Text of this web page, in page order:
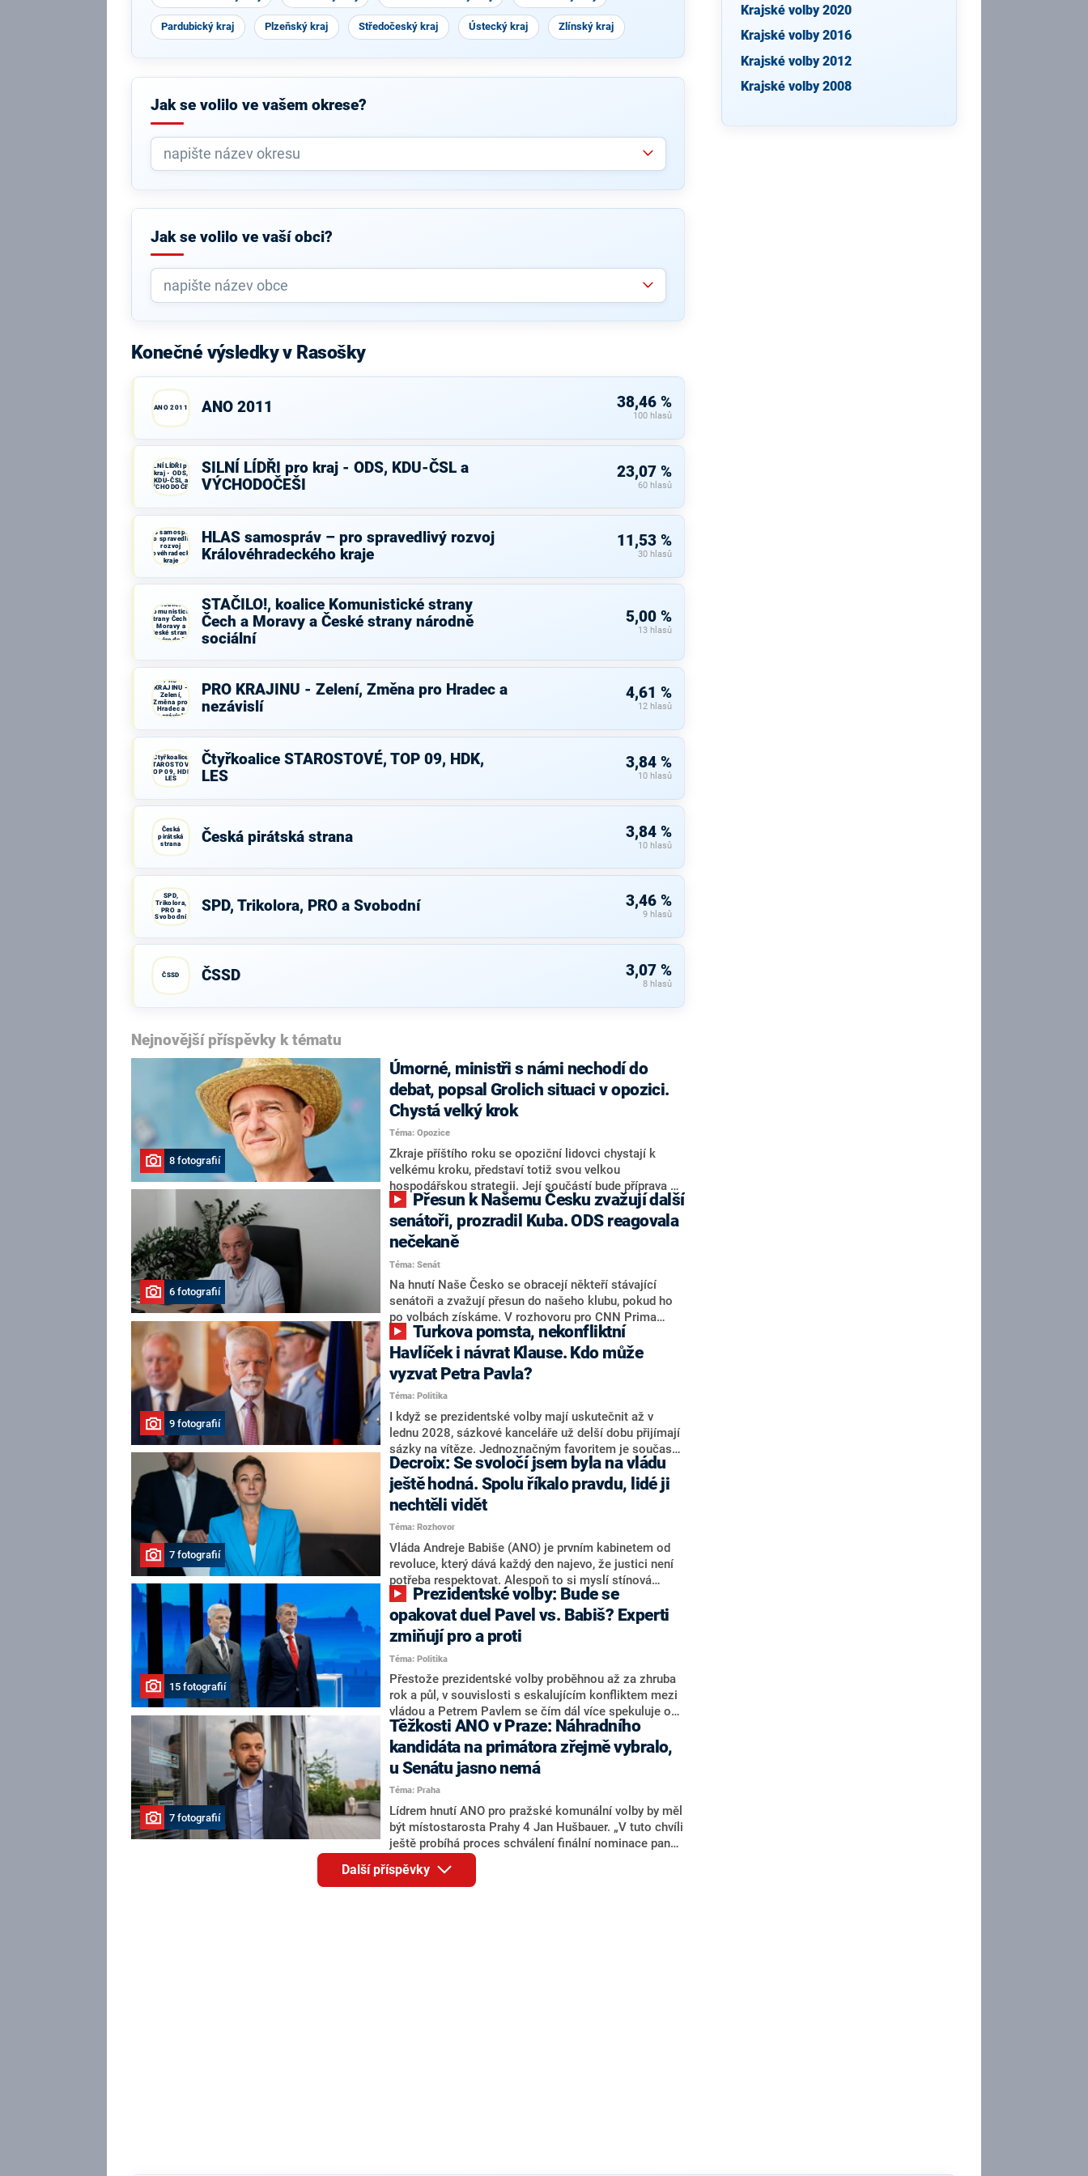
Pardubický kraj Plzeňský kraj Středočeský kraj Ústecký kraj Zlínský kraj
Jak se volilo ve vašem okrese?
Jak se volilo ve vaší obci?
Konečné výsledky v Rasošky
ANO 2011 ANO 2011 38,46 %
100 hlasů
SILNÍ LÍDŘI pro
kraj - ODS,
KDU-ČSL a
VÝCHODOČEŠI
SILNÍ LÍDŘI pro kraj - ODS, KDU-ČSL a
VÝCHODOČEŠI
23,07 %
60 hlasů
HLAS samospráv –
pro spravedlivý
rozvoj
Královéhradeckého
kraje
HLAS samospráv – pro spravedlivý rozvoj
Královéhradeckého kraje
11,53 %
30 hlasů
koalice
Komunistické
strany Čech a
Moravy a
České strany
národně
STAČILO!, koalice Komunistické strany
Čech a Moravy a České strany národně
sociální
5,00 %
13 hlasů
PRO
KRAJINU -
Zelení,
Změna pro
Hradec a
nezávislí
PRO KRAJINU - Zelení, Změna pro Hradec a
nezávislí
4,61 %
12 hlasů
Čtyřkoalice
STAROSTOVÉ,
TOP 09, HDK,
LES
Čtyřkoalice STAROSTOVÉ, TOP 09, HDK,
LES
3,84 %
10 hlasů
Česká
pirátská
strana
Česká pirátská strana 3,84 %
10 hlasů
SPD,
Trikolora,
PRO a
Svobodní
SPD, Trikolora, PRO a Svobodní 3,46 %
9 hlasů
ČSSD ČSSD 3,07 %
8 hlasů
Nejnovější příspěvky k tématu
8 fotografií
Úmorné, ministři s námi nechodí do
debat, popsal Grolich situaci v opozici.
Chystá velký krok
Téma: Opozice
Zkraje příštího roku se opoziční lidovci chystají k
velkému kroku, představí totiž svou velkou
hospodářskou strategii. Její součástí bude příprava na
stárnutí populace, řekl ve středu na setkání s novináři
nový předseda lidovců Jan Grolich. Ten zároveň v
senátních volbách kandiduje ve Vyškově. Popsal i
aktivitu opozice, o níž vládní strany nebo političtí
komentátoři mluví jako o slabé a v defenzivě. „Je to
úmorná práce upozorňovat na chyby vlády. Ministři s
námi navíc nechodí do debat. Chceme ale ukazovat
svoje témata,“ odpověděl Grolich na dotaz CNN Prima
NEWS.
6 fotografií
senátoři, prozradil Kuba. ODS reagovala
nečekaně
Téma: Senát
Na hnutí Naše Česko se obracejí někteří stávající
senátoři a zvažují přesun do našeho klubu, pokud ho
po volbách získáme. V rozhovoru pro CNN Prima
NEWS to řekl zakladatel hnutí a jihočeský hejtman
Martin Kuba. Konkrétní nebyl, ale získat by takto mohl
například senátora Zdeňka Hrabu, který je dnes
součástí klubu ODS a TOP 09. Hraba to na dotaz
redakce nevyloučil. Předseda klubu senátorů ODS
Zdeněk Nytra redakci řekl, že počítá s odchodem
některých senátorů z klubu a že Naše Česko není
nepřítel, ale soupeř.
9 fotografií
Havlíček i návrat Klause. Kdo může
vyzvat Petra Pavla?
Téma: Politika
I když se prezidentské volby mají uskutečnit až v
lednu 2028, sázkové kanceláře už delší dobu přijímají
sázky na vítěze. Jednoznačným favoritem je současná
hlava státu Petr Pavel. Daleko za ním pak bookmakeři
zmiňují dva výrazné politiky ANO, tedy premiéra
Andreje Babiše a ministra průmyslu Karla Havlíčka.
Oblíbeným tipem samotných sázkařů je poslanec za
Motoristy Filip Turek. Politolog Jan Kubáček nicméně
o případné kandidatuře kohokoliv ze zmíněné trojice
značně pochybuje. Podle něj současná koalice dosud
nemá osobu, která by Pavlovi mohla konkurovat.
7 fotografií
Decroix: Se svoločí jsem byla na vládu
ještě hodná. Spolu říkalo pravdu, lidé ji
nechtěli vidět
Téma: Rozhovor
Vláda Andreje Babiše (ANO) je prvním kabinetem od
revoluce, který dává každý den najevo, že justici není
potřeba respektovat. Alespoň to si myslí stínová
ministryně spravedlnosti ODS Eva Decroix. V
rozhovoru pro CNN Prima NEWS si nebrala servítky
ohledně politického výkonu svého nástupce Jeronýma
Tejce (za ANO) či vládní zmocněnkyně pro lidská
práva Taťány Malé (ANO). Označením „svoloč“ na
adresu vlády prý byla ještě hodná. Decroix se také
vrátila k volební porážce koalice Spolu či promluvila o
hnutí Naše Česko Martina Kuby.
15 fotografií
opakovat duel Pavel vs. Babiš? Experti
zmiňují pro a proti
Téma: Politika
Přestože prezidentské volby proběhnou až za zhruba
rok a půl, v souvislosti s eskalujícím konfliktem mezi
vládou a Petrem Pavlem se čím dál více spekuluje o
tom, koho by do bitvy o Hrad mohla vyslat současná
koalice. Někteří političtí komentátoři znovu vytahují
jméno premiéra Andreje Babiše (ANO). Jak moc je
pravděpodobné, že se v prezidentských volbách 2028
bude znovu opakovat souboj z roku 2023?
7 fotografií
Těžkosti ANO v Praze: Náhradního
kandidáta na primátora zřejmě vybralo,
u Senátu jasno nemá
Téma: Praha
Lídrem hnutí ANO pro pražské komunální volby by měl
být místostarosta Prahy 4 Jan Hušbauer. „V tuto chvíli
ještě probíhá proces schválení finální nominace pana
Jana Hušbauera Výborem hnutí ANO,“ uvedl pro
redakci místopředseda pražského ANO Martin
Benkovič. O Hušbauerovi se spekulovalo jako o
Další příspěvky
Krajské volby 2020
Krajské volby 2016
Krajské volby 2012
Krajské volby 2008